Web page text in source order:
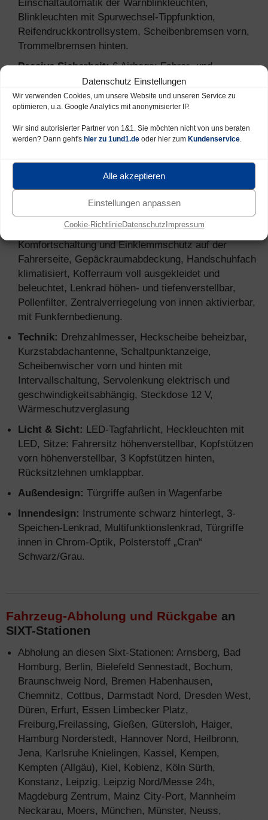
Datenschutz Einstellungen
Wir verwenden Cookies, um unsere Website und unseren Service zu
optimieren, u.a. Google Analytics mit anonymisierter IP.
Wir sind autorisierter Partner von 1&1. Sie möchten nicht von uns beraten
werden? Dann geht's hier zu 1und1.de oder hier zum Kundenservice.
Alle akzeptieren
Einstellungen anpassen
Cookie-RichtlinieDatenschutz Impressum
Einschaltautomatik der Warnblinkleuchten,
Blinkleuchten mit Spurwechsel-Tippfunktion,
Reifendruckkontrollsystem, Scheibenbremsen vorn,
Trommelbremsen hinten.
Passive Sicherheit:6 Airbags: Fahrer- und
Beifahrerairbag (deaktivierbar), Seitenairbags vorn,
Vorhangairbags durchgehend. Aktive Fußstütze,
Dreipunkt-Sicherheitsgurte auf allen Plätzen, 2 Isofix-
Kindersitzhalterungen auf der Rücksitzbank,
Kindersicherung in den hinteren Türen,
Türverriegelung beim Anfahren.
Komfort:Außenspiegel elektrisch verstell- und
beheizbar, Becherhalter herausnehmbar in der
Mittelkonsole, Becherhalter hinter der Handbremse,
Bordcomputer, Fensterheber vorn elektrisch mit
Komfortschaltung und Einklemmschutz auf der
Fahrerseite, Gepäckraumabdeckung, Handschuhfach
klimatisiert, Kofferraum voll ausgekleidet und
beleuchtet, Lenkrad höhen- und tiefenverstellbar,
Pollenfilter, Zentralverriegelung von innen aktivierbar,
mit Funkfernbedienung.
Technik: Drehzahlmesser, Heckscheibe beheizbar,
Kurzstabdachantenne, Schaltpunktanzeige,
Scheibenwischer vorn und hinten mit
Intervallschaltung, Servolenkung elektrisch und
geschwindigkeitsabhängig, Steckdose 12 V,
Wärmeschutzverglasung
Licht & Sicht: LED-Tagfahrlicht, Heckleuchten mit
LED, Sitze: Fahrersitz höhenverstellbar, Kopfstützen
vorn höhenverstellbar, 3 Kopfstützen hinten,
Rücksitzlehnen umklappbar.
Außendesign: Türgriffe außen in Wagenfarbe
Innendesign: Instrumente schwarz hinterlegt, 3-
Speichen-Lenkrad, Multifunktionslenkrad, Türgriffe
innen in Chrom-Optik, Polsterstoff „Cran“
Schwarz/Grau.
Fahrzeug-Abholung und Rückgabe an
SIXT-Stationen
Abholung an diesen Sixt-Stationen: Arnsberg, Bad
Homburg, Berlin, Bielefeld Sennestadt, Bochum,
Braunschweig Nord, Bremen Habenhausen,
Chemnitz, Cottbus, Darmstadt Nord, Dresden West,
Düren, Erfurt, Essen Limbecker Platz,
Freiburg,Freilassing, Gießen, Gütersloh, Haiger,
Hamburg Norderstedt, Hannover Nord, Heilbronn,
Jena, Karlsruhe Knielingen, Kassel, Kempen,
Kempten (Allgäu), Kiel, Koblenz, Köln Sürth,
Konstanz, Leipzig, Leipzig Nord/Messe 24h,
Magdeburg Zentrum, Mainz City-Port, Mannheim
Neckarau, Moers, München, Münster, Neuss,